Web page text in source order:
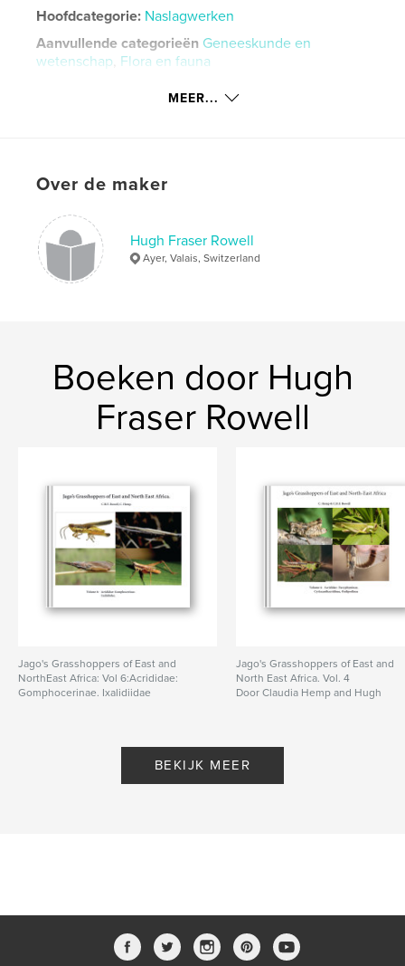
Hoofdcategorie: Naslagwerken
Aanvullende categorieën Geneeskunde en
wetenschap Flora en fauna
254
Datum publiceren:jul 23, 2021
Trefwoorden
Entomology , Africa , Grasshoppers
MEER...
Over de maker
Hugh Fraser Rowell
Ayer, Valais, Switzerland
Boeken door Hugh
Fraser Rowell
Jago's Grasshoppers of East and
NorthEast Africa: Vol 6:Acrididae:
Gomphocerinae. Ixalidiidae
Jago's Grasshoppers of East and
North East Africa. Vol. 4
Door Claudia Hemp and Hugh
BEKIJK MEER